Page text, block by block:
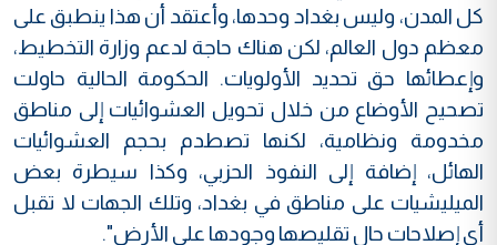
كل المدن، وليس بغداد وحدها، وأعتقد أن هذا ينطبق على
معظم دول العالم، لكن هناك حاجة لدعم وزارة التخطيط،
وإعطائها حق تحديد الأولويات. الحكومة الحالية حاولت
تصحيح الأوضاع من خلال تحويل العشوائيات إلى مناطق
مخدومة ونظامية، لكنها تصطدم بحجم العشوائيات
الهائل، إضافة إلى النفوذ الحزبي، وكذا سيطرة بعض
الميليشيات على مناطق في بغداد، وتلك الجهات لا تقبل
أي إصلاحات حال تقليصها وجودها على الأرض".